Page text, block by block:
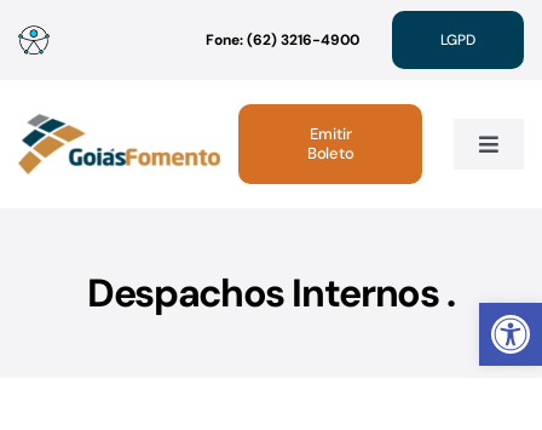
Abrir
para
conteúdo
Fone: (62) 3216-4900 LGPD
Toggle
Linhas de Crédito
Emitir
Boleto
Despachos Internos .